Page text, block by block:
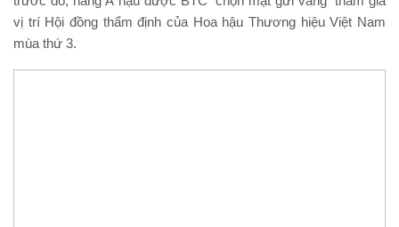
vị trí Hội đồng thẩm định của Hoa hậu Thương hiệu Việt Nam
mùa thứ 3.